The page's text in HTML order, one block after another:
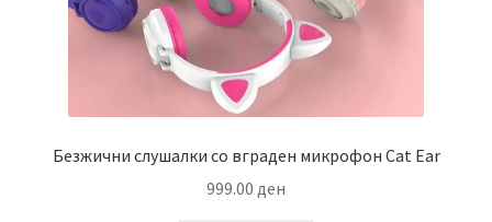
Безжични слушалки со вграден микрофон Cat Ear
999.00 ден